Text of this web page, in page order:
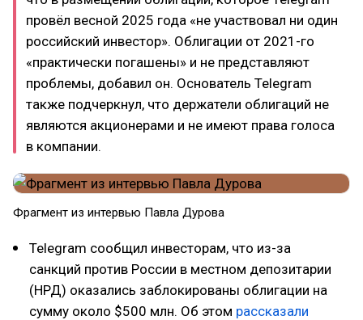
провёл весной 2025 года «не участвовал ни один
российский инвестор». Облигации от 2021-го
«практически погашены» и не представляют
проблемы, добавил он. Основатель Telegram
также подчеркнул, что держатели облигаций не
являются акционерами и не имеют права голоса
в компании.
Фрагмент из интервью Павла Дурова
Telegram сообщил инвесторам, что из-за
санкций против России в местном депозитарии
(НРД) оказались заблокированы облигации на
сумму около $500 млн. Об этом рассказали